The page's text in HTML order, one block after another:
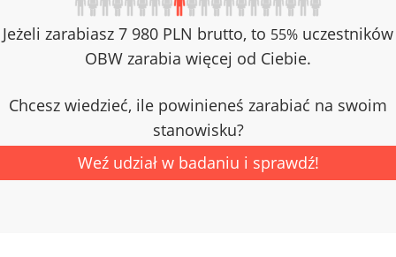
Jeżeli zarabiasz 7 980 PLN brutto, to 55% uczestników
OBW zarabia więcej od Ciebie.
Chcesz wiedzieć, ile powinieneś zarabiać na swoim
stanowisku?
Weź udział w badaniu i sprawdź!